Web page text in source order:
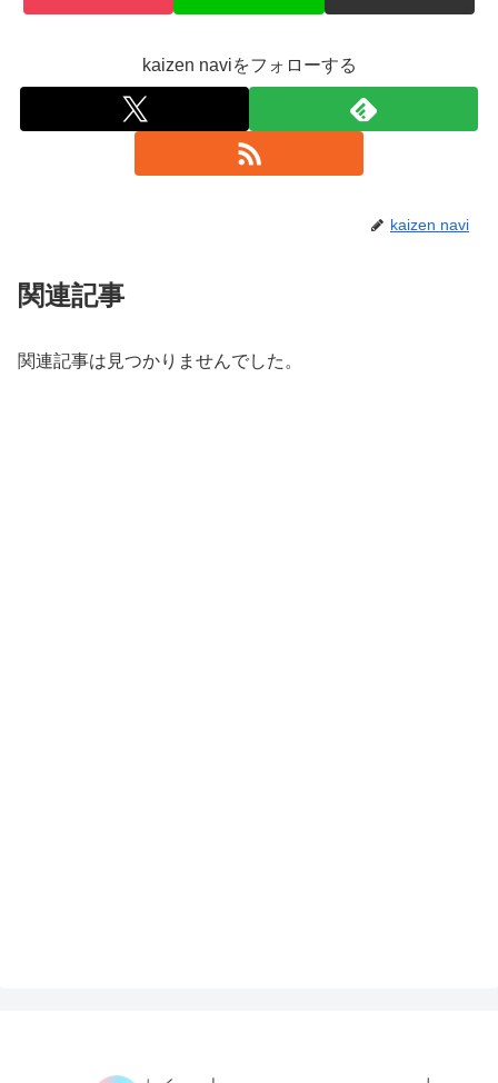
kaizen naviをフォローする
kaizen navi
関連記事
関連記事は見つかりませんでした。